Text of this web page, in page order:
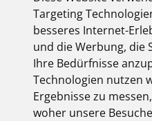
Targeting
besseres Internet-
und die Werbung, die
Ihre Bedürfnisse
Technologien nutzen
Ergebnisse zu
woher unsere